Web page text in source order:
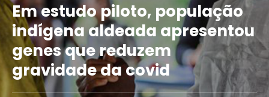
Em estudo piloto, população
indígena aldeada apresentou
genes que reduzem
gravidade da covid